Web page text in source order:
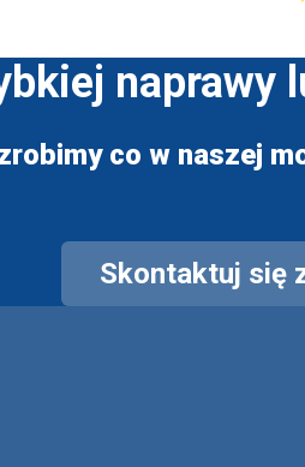
naprawy
co w naszej
Skontaktuj się